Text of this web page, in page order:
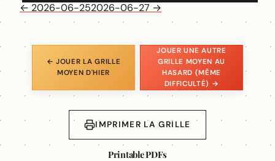
← 2026-06-252026-06-27 →
← JOUER LA GRILLE
MOYEN D'HIER
JOUER UNE AUTRE
GRILLE MOYEN AU
HASARD (MÊME
DIFFICULTÉ) →
IMPRIMER LA GRILLE
Printable PDFs